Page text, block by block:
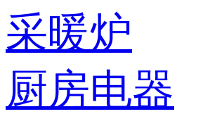
采暖炉
厨房电器